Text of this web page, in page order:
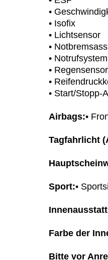
•
• Isofix
• Lichtsensor
•
• Notrufsystem
• Regensensor
•
• Start/Stopp-
Airbags:•
Tagfahrlicht
Sport:•
Farbe der
Bitte vor